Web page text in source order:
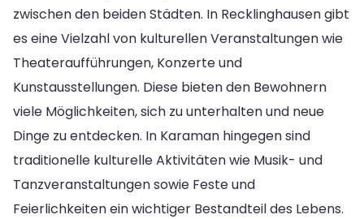
zwischen den beiden Städten. In Recklinghausen gibt
es eine Vielzahl von kulturellen Veranstaltungen wie
Theateraufführungen, Konzerte und
Kunstausstellungen. Diese bieten den Bewohnern
viele Möglichkeiten, sich zu unterhalten und neue
Dinge zu entdecken. In Karaman hingegen sind
traditionelle kulturelle Aktivitäten wie Musik- und
Tanzveranstaltungen sowie Feste und
Feierlichkeiten ein wichtiger Bestandteil des Lebens.